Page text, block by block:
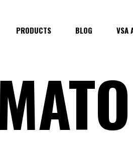
PRODUCTS BLOG VSA